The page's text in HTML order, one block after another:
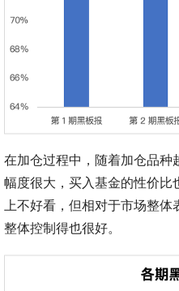
在加仓过程中，随着加仓品种
幅度很大，买入基金的性价比
上不好看，但相对于市场整体
整体控制得也很好。